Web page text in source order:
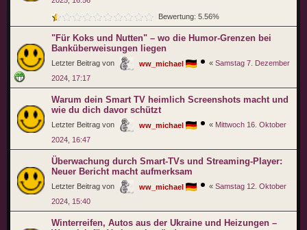
Bewertung: 5.56%
"Für Koks und Nutten" – wo die Humor-Grenzen bei
Banküberweisungen liegen
Letzter Beitrag von ww_michael « Samstag 7. Dezember
2024, 17:17
Warum dein Smart TV heimlich Screenshots macht und
wie du dich davor schützt
Letzter Beitrag von ww_michael « Mittwoch 16. Oktober
2024, 16:47
Überwachung durch Smart-TVs und Streaming-Player:
Neuer Bericht macht aufmerksam
Letzter Beitrag von ww_michael « Samstag 12. Oktober
2024, 15:40
Winterreifen, Autos aus der Ukraine und Heizungen –